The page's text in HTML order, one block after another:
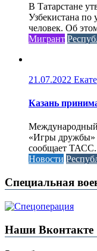
В Татарстане
Узбекистана по
человек. Об
Мигрант
21.07.2022
Казань
«Игры дружбы»
сообщает ТАСС.
Новости
Специальная
Наши Вконтакте